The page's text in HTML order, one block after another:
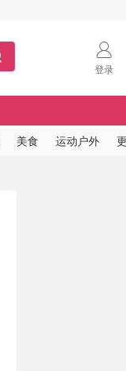
登录
美食 运动户外